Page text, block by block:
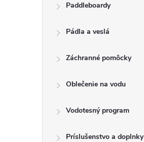
Paddleboardy
Pádla a veslá
Záchranné pomôcky
Oblečenie na vodu
Vodotesný program
Príslušenstvo a doplnky